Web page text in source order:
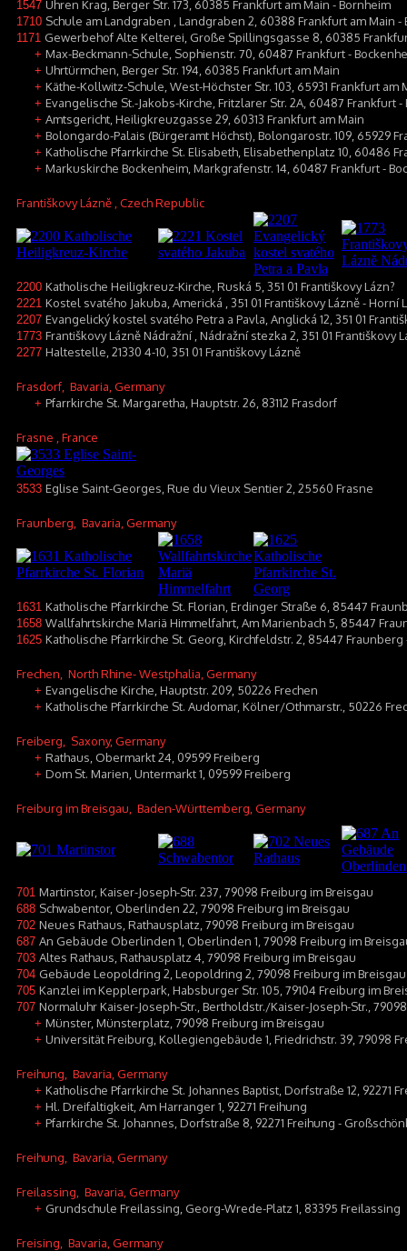
1547 Uhren Krag, Berger Str. 173, 60385 Frankfurt am Main - Bornheim
1710 Schule am Landgraben , Landgraben 2, 60388 Frankfurt am Main -
1171 Gewerbehof Alte Kelterei, Große Spillingsgasse 8, 60385
+ Max-Beckmann-Schule, Sophienstr. 70, 60487 Frankfurt -
+ Uhrtürmchen, Berger Str. 194, 60385 Frankfurt am Main
+ Käthe-Kollwitz-Schule, West-Höchster Str. 103, 65931 Frankfurt am
+ Evangelische St.-Jakobs-Kirche, Fritzlarer Str. 2A, 60487 Frankfurt -
+ Amtsgericht, Heiligkreuzgasse 29, 60313 Frankfurt am Main
+ Bolongardo-Palais (Bürgeramt Höchst), Bolongarostr. 109, 65929
+ Katholische Pfarrkirche St. Elisabeth, Elisabethenplatz 10, 60486
+ Markuskirche Bockenheim, Markgrafenstr. 14, 60487 Frankfurt -
Františkovy Lázně , Czech Republic
2200 Katholische Heiligkreuz-Kirche, Ruská 5, 351 01 Františkovy Lázn?
2221 Kostel svatého Jakuba, Americká , 351 01 Františkovy Lázně - Horní
2207 Evangelický kostel svatého Petra a Pavla, Anglická 12, 351 01
1773 Františkovy Lázně Nádražní , Nádražní stezka 2, 351 01 Františkovy
2277 Haltestelle, 21330 4-10, 351 01 Františkovy Lázně
Frasdorf , Bavaria, Germany
+ Pfarrkirche St. Margaretha, Hauptstr. 26, 83112 Frasdorf
Frasne , France
3533 Eglise Saint-Georges, Rue du Vieux Sentier 2, 25560 Frasne
Fraunberg , Bavaria, Germany
1631 Katholische Pfarrkirche St. Florian, Erdinger Straße 6, 85447
1658 Wallfahrtskirche Mariä Himmelfahrt, Am Marienbach 5, 85447
1625 Katholische Pfarrkirche St. Georg, Kirchfeldstr. 2, 85447 Fraunberg
Frechen , North Rhine- Westphalia, Germany
+ Evangelische Kirche, Hauptstr. 209, 50226 Frechen
+ Katholische Pfarrkirche St. Audomar, Kölner/Othmarstr., 50226
Freiberg , Saxony, Germany
+ Rathaus, Obermarkt 24, 09599 Freiberg
+ Dom St. Marien, Untermarkt 1, 09599 Freiberg
Freiburg im Breisgau , Baden-Württemberg, Germany
701 Martinstor, Kaiser-Joseph-Str. 237, 79098 Freiburg im Breisgau
688 Schwabentor, Oberlinden 22, 79098 Freiburg im Breisgau
702 Neues Rathaus, Rathausplatz, 79098 Freiburg im Breisgau
687 An Gebäude Oberlinden 1, Oberlinden 1, 79098 Freiburg im
703 Altes Rathaus, Rathausplatz 4, 79098 Freiburg im Breisgau
704 Gebäude Leopoldring 2, Leopoldring 2, 79098 Freiburg im Breisgau
705 Kanzlei im Kepplerpark, Habsburger Str. 105, 79104 Freiburg im
707 Normaluhr Kaiser-Joseph-Str., Bertholdstr./Kaiser-Joseph-Str.,
+ Münster, Münsterplatz, 79098 Freiburg im Breisgau
+ Universität Freiburg, Kollegiengebäude 1, Friedrichstr. 39, 79098
Freihung , Bavaria, Germany
+ Katholische Pfarrkirche St. Johannes Baptist, Dorfstraße 12, 92271
+ Hl. Dreifaltigkeit, Am Harranger 1, 92271 Freihung
+ Pfarrkirche St. Johannes, Dorfstraße 8, 92271 Freihung -
Freihung , Bavaria, Germany
Freilassing , Bavaria, Germany
+ Grundschule Freilassing, Georg-Wrede-Platz 1, 83395 Freilassing
Freising , Bavaria, Germany